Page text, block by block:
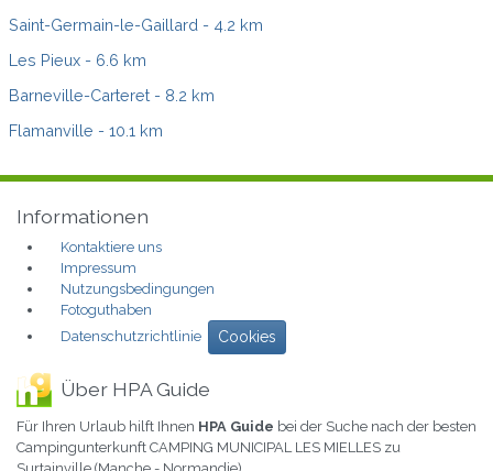
Saint-Germain-le-Gaillard - 4.2 km
Les Pieux - 6.6 km
Barneville-Carteret - 8.2 km
Flamanville - 10.1 km
Informationen
Kontaktiere uns
Impressum
Nutzungsbedingungen
Fotoguthaben
Datenschutzrichtlinie
Cookies
Über HPA Guide
Für Ihren Urlaub hilft Ihnen HPA Guide bei der Suche nach der besten
Campingunterkunft CAMPING MUNICIPAL LES MIELLES zu